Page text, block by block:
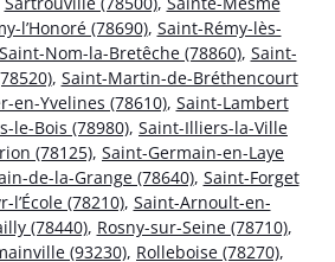
l’Honoré (78690), Saint-Rémy-lès-
Saint-Nom-la-Bretêche (78860), Saint-
, Saint-Martin-de-Bréthencourt
en-Yvelines (78610), Saint-Lambert
le-Bois (78980), Saint-Illiers-la-Ville
(78125), Saint-Germain-en-Laye
de-la-Grange (78640), Saint-Forget
l’École (78210), Saint-Arnoult-en-
(78440), Rosny-sur-Seine (78710),
(93230), Rolleboise (78270),